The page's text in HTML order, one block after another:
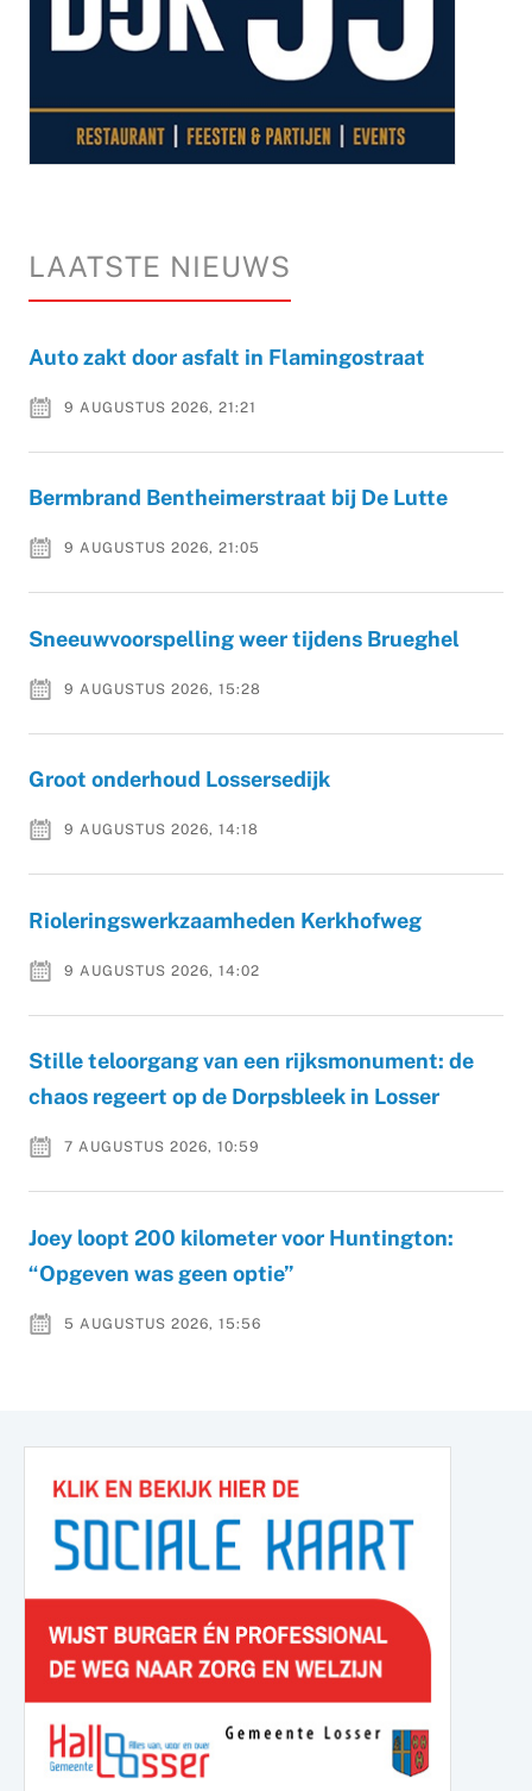
LAATSTE NIEUWS
Auto zakt door asfalt in Flamingostraat
9 AUGUSTUS 2026, 21:21
Bermbrand Bentheimerstraat bij De Lutte
9 AUGUSTUS 2026, 21:05
Sneeuwvoorspelling weer tijdens Brueghel
9 AUGUSTUS 2026, 15:28
Groot onderhoud Lossersedijk
9 AUGUSTUS 2026, 14:18
Rioleringswerkzaamheden Kerkhofweg
9 AUGUSTUS 2026, 14:02
Stille teloorgang van een rijksmonument: de
chaos regeert op de Dorpsbleek in Losser
7 AUGUSTUS 2026, 10:59
Joey loopt 200 kilometer voor Huntington:
“Opgeven was geen optie”
5 AUGUSTUS 2026, 15:56